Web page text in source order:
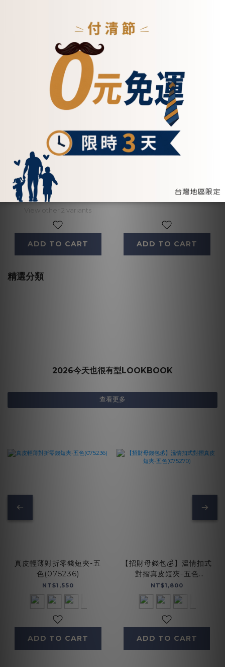
拼接斜口真皮斜背包 -
5555(兩色)
NT$5,500
View other 2 variants
ADD TO CART
真皮經典款雙口袋小背包-
ADD TO CART
精選分類
2026今天也很有型LOOKBOOK
查看更多
真皮輕薄對折零錢短夾-五
色(075236)
NT$1,550
ADD TO CART
【招財母錢包💰】溫情扣式
對摺真皮短夾-五色
(075270)
NT$1,800
ADD TO CART